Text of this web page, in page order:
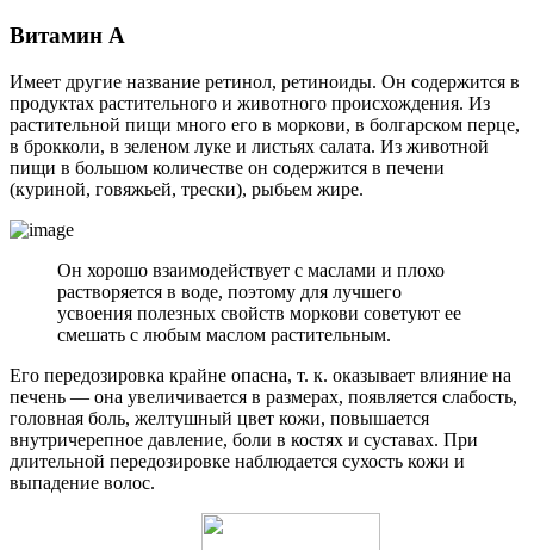
Витамин A
Имеет другие название ретинол, ретиноиды. Он содержится в
продуктах растительного и животного происхождения. Из
растительной пищи много его в моркови, в болгарском перце,
в брокколи, в зеленом луке и листьях салата. Из животной
пищи в большом количестве он содержится в печени
(куриной, говяжьей, трески), рыбьем жире.
Он хорошо взаимодействует с маслами и плохо
растворяется в воде, поэтому для лучшего
усвоения полезных свойств моркови советуют ее
смешать с любым маслом растительным.
Его передозировка крайне опасна, т. к. оказывает влияние на
печень — она увеличивается в размерах, появляется слабость,
головная боль, желтушный цвет кожи, повышается
внутричерепное давление, боли в костях и суставах. При
длительной передозировке наблюдается сухость кожи и
выпадение волос.